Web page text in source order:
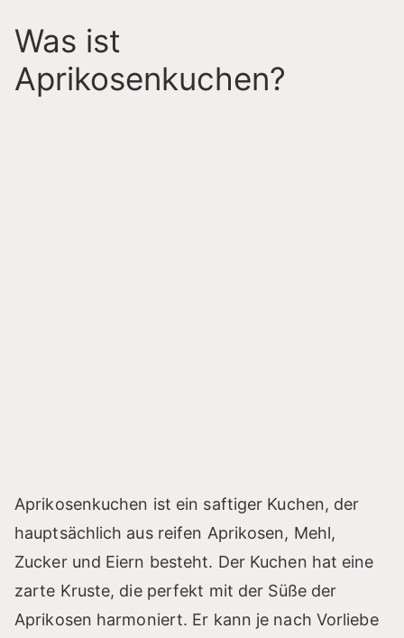
Was ist
Aprikosenkuchen?
Aprikosenkuchen ist ein saftiger Kuchen, der
hauptsächlich aus reifen Aprikosen, Mehl,
Zucker und Eiern besteht. Der Kuchen hat eine
zarte Kruste, die perfekt mit der Süße der
Aprikosen harmoniert. Er kann je nach Vorliebe